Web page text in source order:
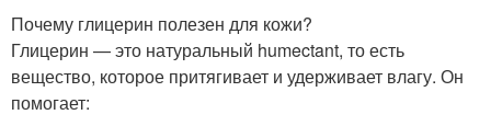
Почему глицерин полезен для кожи?
Глицерин — это натуральный humectant, то есть
вещество, которое притягивает и удерживает влагу. Он
помогает: